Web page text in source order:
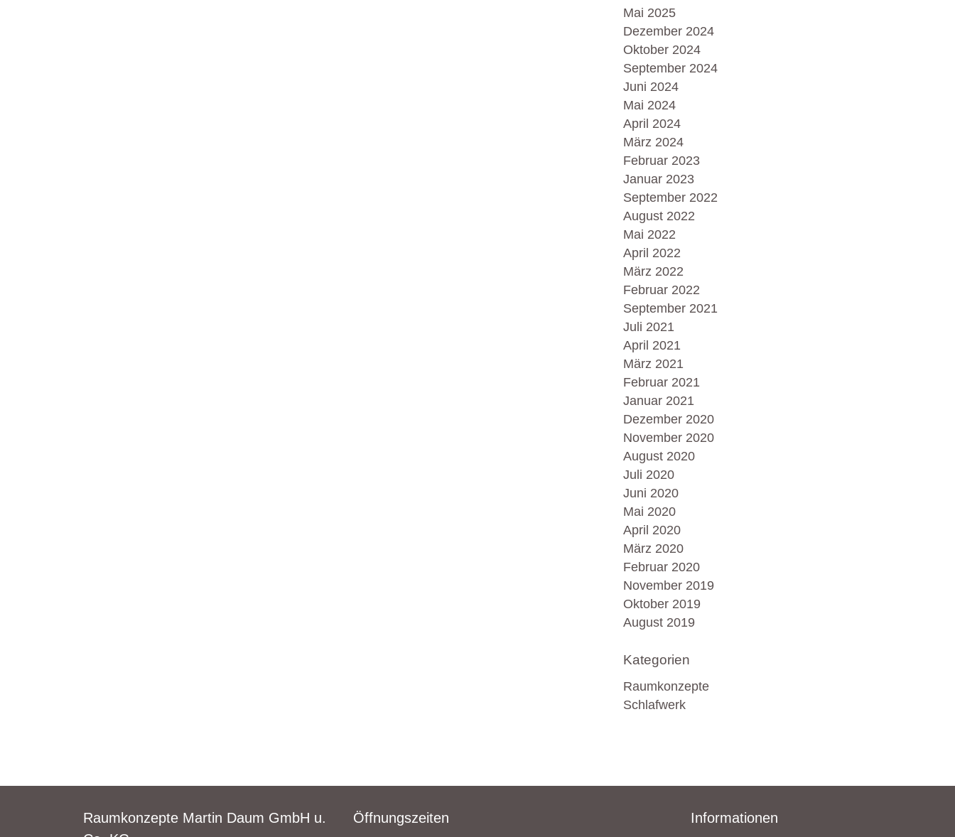
Mai 2025
Dezember 2024
Oktober 2024
September 2024
Juni 2024
Mai 2024
April 2024
März 2024
Februar 2023
Januar 2023
September 2022
August 2022
Mai 2022
April 2022
März 2022
Februar 2022
September 2021
Juli 2021
April 2021
März 2021
Februar 2021
Januar 2021
Dezember 2020
November 2020
August 2020
Juli 2020
Juni 2020
Mai 2020
April 2020
März 2020
Februar 2020
November 2019
Oktober 2019
August 2019
Kategorien
Raumkonzepte
Schlafwerk
Raumkonzepte Martin Daum GmbH u.
Öffnungszeiten Informationen